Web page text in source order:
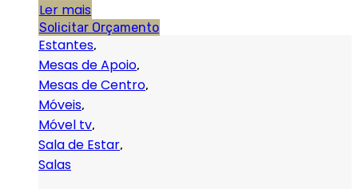
Ler mais
Solicitar Orçamento
Estantes,
Mesas de Apoio,
Mesas de Centro,
Móveis,
Móvel tv,
Sala de Estar,
Salas